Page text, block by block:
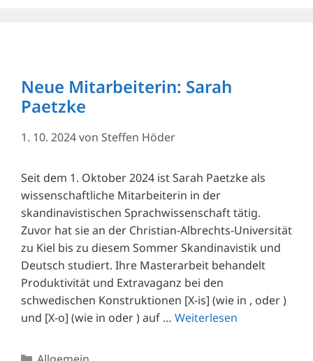
Neue Mitarbeiterin: Sarah
Paetzke
1. 10. 2024von Steffen Höder
Seit dem 1. Oktober 2024 ist Sarah Paetzke als
wissenschaftliche Mitarbeiterin in der
skandinavistischen Sprachwissenschaft tätig.
Zuvor hat sie an der Christian-Albrechts-Universität
zu Kiel bis zu diesem Sommer Skandinavistik und
Deutsch studiert. Ihre Masterarbeit behandelt
Produktivität und Extravaganz bei den
schwedischen Konstruktionen [X-is] (wie in , oder )
und [X-o] (wie in oder ) auf … Weiterlesen
Kategorien